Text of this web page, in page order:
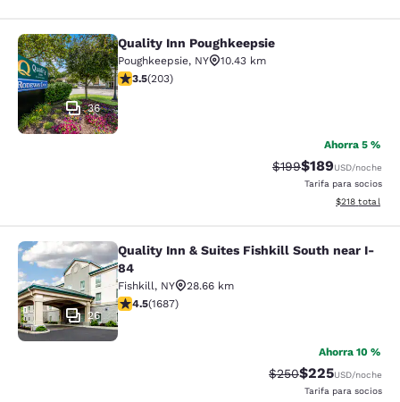
Quality Inn Poughkeepsie
36
Quality Inn Poughkeepsie
Poughkeepsie, NY
10.43 km
calificación de 3.45 estrellas. Bueno. 203 reseñas
3.5(203)
Ahorra 5 %
Precio tachado:
$199Precio con
$189USD/noche
Tarifa para socios
Ver detalles
$218 total
Quality Inn & Suites Fishkill South
26
Quality Inn & Suites Fishkill South near I-
84
Fishkill, NY
28.66 km
calificación de 4.47 estrellas. Excelente. 1687 reseñas
4.5(1687)
Ahorra 10 %
Precio tachado:
$250Precio con
$225USD/noche
Tarifa para socios